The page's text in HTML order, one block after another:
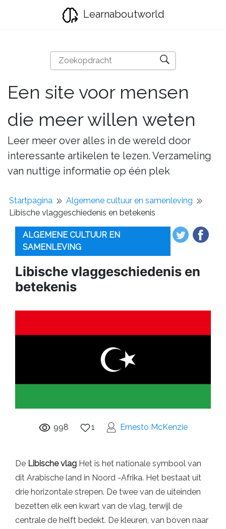
Learnaboutworld
Een site voor mensen
die meer willen weten
Leer meer over alles in de wereld door
interessante artikelen te lezen. Verzameling
van nuttige informatie op één plek
Startpagina
Algemene cultuur en samenleving
Libische vlaggeschiedenis en betekenis
ALGEMENE CULTUUR EN
SAMENLEVING
Libische vlaggeschiedenis en
betekenis
998 1 Ernesto McKenzie
De Libische vlag Het is het nationale symbool van
dit Arabische land in Noord -Afrika. Het bestaat uit
drie horizontale strepen. De twee van de uiteinden
bezetten elk een kwart van de vlag, terwijl de
centrale de helft bedekt. De kleuren, van boven naar